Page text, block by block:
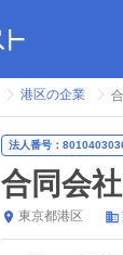
港区の企業
法人番号：
合同会
東京都港区